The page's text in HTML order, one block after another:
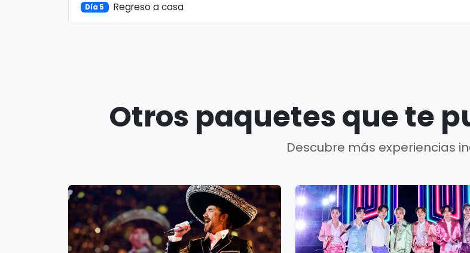
Día 5 Regreso a casa
Otros paquetes que te
Descubre más experiencias